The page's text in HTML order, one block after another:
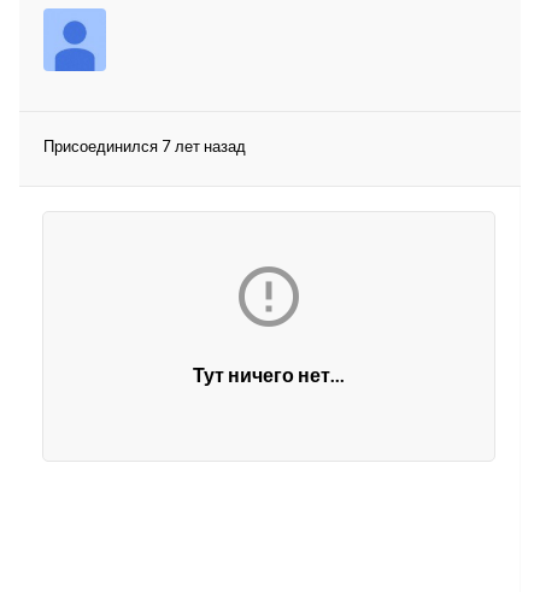
Присоединился 7 лет назад

Тут ничего нет...